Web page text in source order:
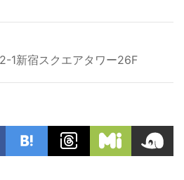
1新宿スクエアタワー26F